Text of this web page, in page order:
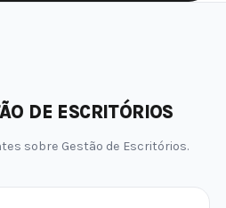
DE ESCRITÓRIOS
sobre Gestão de Escritórios.